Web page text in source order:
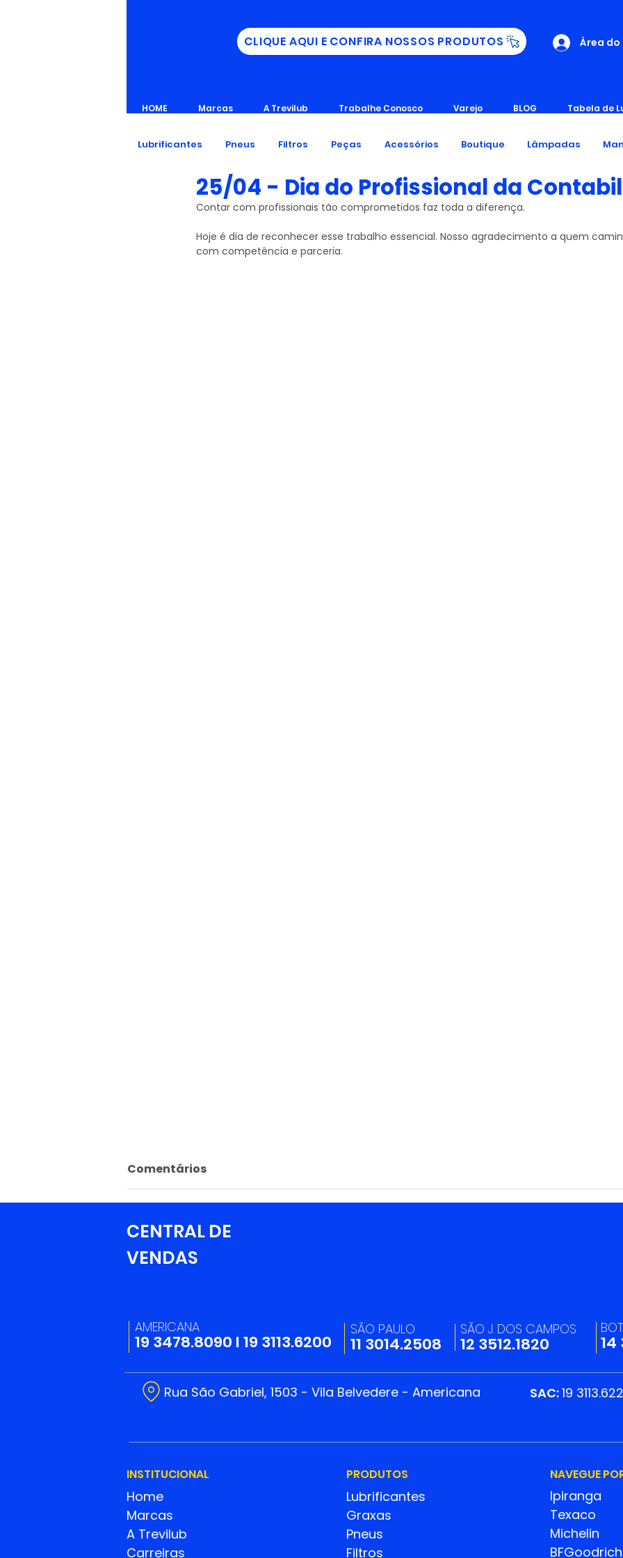
CLIQUE AQUI E CONFIRA NOSSOS PRODUTOS Área do
HOME Marcas A Trevilub Trabalhe Conosco Varejo BLOG Tabela de
Lubrificantes Pneus Filtros Peças Acessórios Boutique Lâmpadas
25/04 - Dia do Profissional da
Contar com profissionais tão comprometidos faz toda a diferença.
Hoje é dia de reconhecer esse trabalho essencial. Nosso agradecimento a quem
com competência e parceria.
Comentários
Escreva um comentário
CENTRAL DE
VENDAS
AMERICANA
19 3478.8090 I19 3113.6200
SÃO PAULO
11 3014.2508
SÃO J. DOS CAMPOS
12 3512.1820 14
Rua São Gabriel, 1503 - Vila Belvedere - Americana SAC:19
INSTITUCIONAL
Home
Marcas
A Trevilub
Carreiras
PRODUTOS
Lubrificantes
Graxas
Pneus
Filtros
NAVEGUE
Ipiranga
Texaco
Michelin
BFGoodrich